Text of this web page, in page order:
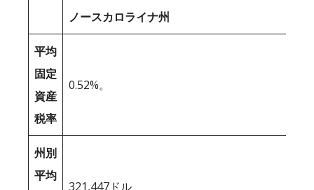
ノースカロライナ州
平均
固定
資産
税率
0.52%。
州別
平均
321,447ドル